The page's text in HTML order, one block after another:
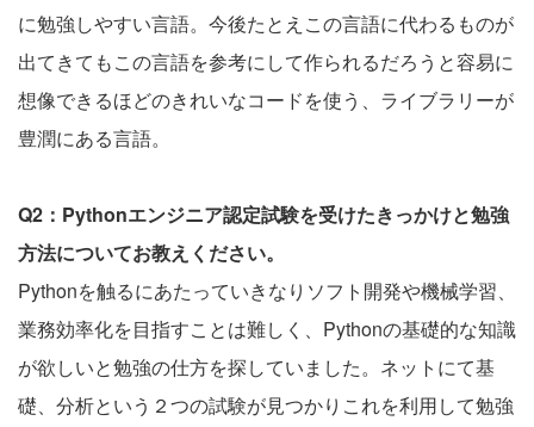
に勉強しやすい言語。今後たとえこの言語に代わるものが
出てきてもこの言語を参考にして作られるだろうと容易に
想像できるほどのきれいなコードを使う、ライブラリーが
豊潤にある言語。
Q2：Pythonエンジニア認定試験を受けたきっかけと勉強
方法についてお教えください。
Pythonを触るにあたっていきなりソフト開発や機械学習、
業務効率化を目指すことは難しく、Pythonの基礎的な知識
が欲しいと勉強の仕方を探していました。ネットにて基
礎、分析という２つの試験が見つかりこれを利用して勉強